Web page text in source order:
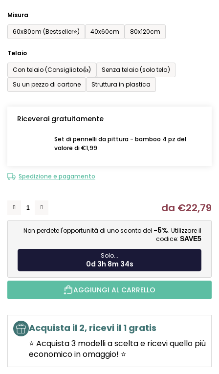
Misura
60x80cm (Bestseller⭐)
40x60cm 80x120cm
Telaio
Con telaio (Consigliato👍)
Senza telaio (solo tela)
Su un pezzo di cartone
Struttura in plastica
Riceverai gratuitamente
Set di pennelli da pittura - bamboo 4 pz del
valore di €1,99
Spedizione e pagamento
da €22,79
Non perdete l'opportunità di uno sconto del -5%. Utilizzare il
codice: SAVE5
Solo...
0d 3h 8m 33s
AGGIUNGI AL CARRELLO
Acquista il 2, ricevi il 1 gratis
⭐ Acquista 3 modelli a scelta e ricevi quello più
economico in omaggio! ⭐